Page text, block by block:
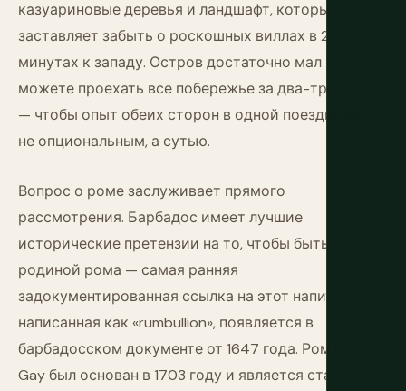
казуариновые деревья и ландшафт, который
заставляет забыть о роскошных виллах в 20
минутах к западу. Остров достаточно мал — вы
можете проехать все побережье за два-три часа,
— чтобы опыт обеих сторон в одной поездке был
не опциональным, а сутью.
Вопрос о роме заслуживает прямого
рассмотрения. Барбадос имеет лучшие
исторические претензии на то, чтобы быть
родиной рома — самая ранняя
задокументированная ссылка на этот напиток,
написанная как «rumbullion», появляется в
барбадосском документе от 1647 года. Ром Mount
Gay был основан в 1703 году и является старейшей